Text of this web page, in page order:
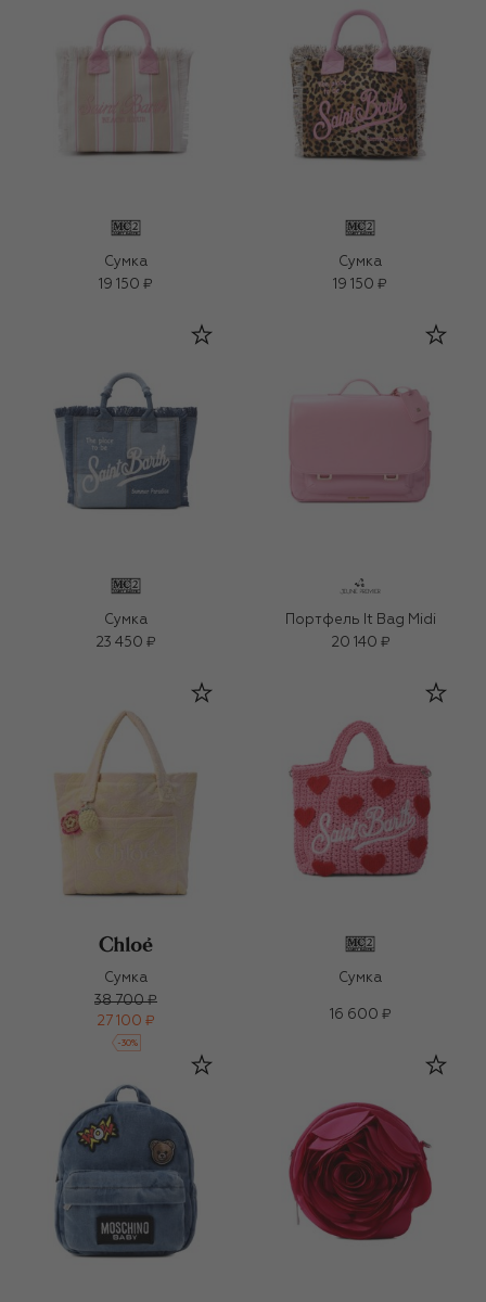
Сумка
19 150 ₽
Сумка
19 150 ₽
Сумка
23 450 ₽
Портфель It Bag Midi
20 140 ₽
Сумка
38 700 ₽
27 100 ₽
-30%
Сумка
16 600 ₽